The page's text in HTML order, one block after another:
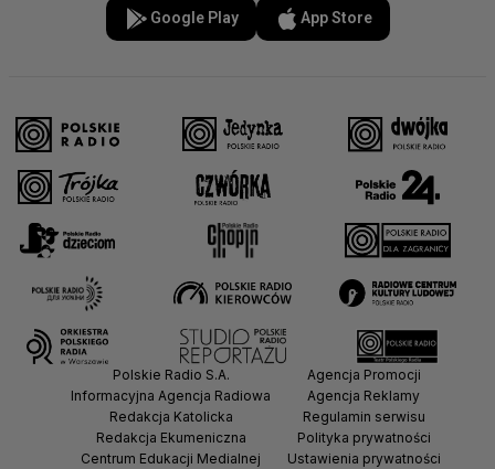
Google Play App Store
Polskie Radio S.A.
Informacyjna Agencja Radiowa
Redakcja Katolicka
Redakcja Ekumeniczna
Centrum Edukacji Medialnej
Agencja Promocji
Agencja Reklamy
Regulamin serwisu
Polityka prywatności
Ustawienia prywatności